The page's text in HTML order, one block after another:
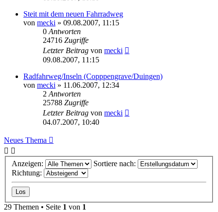
Steit mit dem neuen Fahrradweg
von mecki » 09.08.2007, 11:15
0 Antworten
24716 Zugriffe
Letzter Beitrag von mecki
09.08.2007, 11:15
Radfahrweg/Inseln (Copppengrave/Duingen)
von mecki » 11.06.2007, 12:34
2 Antworten
25788 Zugriffe
Letzter Beitrag von mecki
04.07.2007, 10:40
Neues Thema
Anzeigen:
Sortiere nach:
Richtung:
29 Themen • Seite 1 von 1